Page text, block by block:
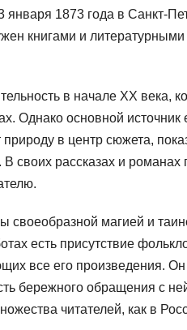
1873 года в Санкт-
книгами и
в начале XX века,
Однако основной
в центр сюжета,
В своих рассказах и
магией и
есть присутствие
все его произведения.
бережного обращения с
читателей, как в